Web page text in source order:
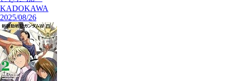
KADOKAWA
2025/08/26